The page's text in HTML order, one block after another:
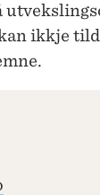
ikkje